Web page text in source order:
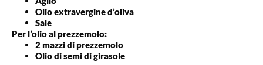
Olio extravergine d’oliva
Sale
Per l’olio al prezzemolo:
2 mazzi di prezzemolo
Olio di semi di girasole